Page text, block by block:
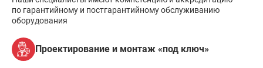
по гарантийному и постгарантийному обслуживанию
оборудования
Проектирование и монтаж «под ключ»